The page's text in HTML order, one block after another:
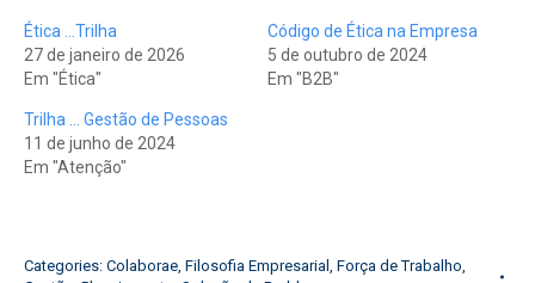
Ética …Trilha
27 de janeiro de 2026
Em "Ética"
Código de Ética na Empresa
5 de outubro de 2024
Em "B2B"
Trilha … Gestão de Pessoas
11 de junho de 2024
Em "Atenção"
Categories: Colaborae, Filosofia Empresarial , Força de Trabalho,